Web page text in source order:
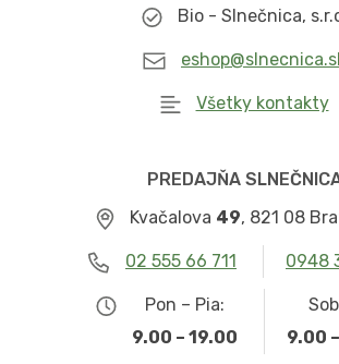
Bio - Slnečnica,
Všetky kontakty
PREDAJŇA
Kvačalova 49, 821 08
02 555 66 711 0948
Pon – Pia:
9.00 – 19.00
9.00